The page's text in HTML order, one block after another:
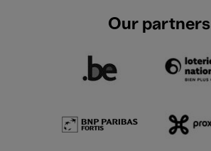
Our partners